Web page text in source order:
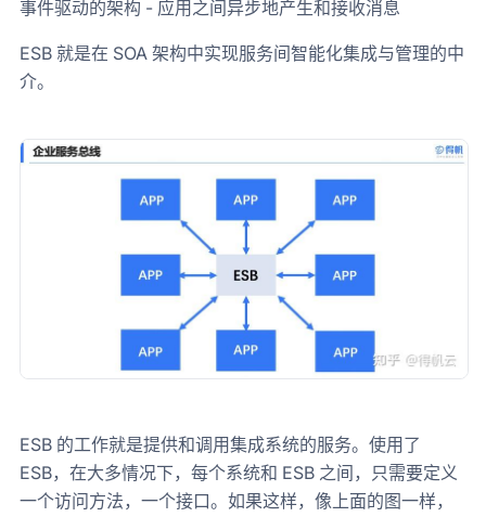
事件驱动的架构 - 应用之间异步地产生和接收消息
ESB 就是在 SOA 架构中实现服务间智能化集成与管理的中
介。
ESB 的工作就是提供和调用集成系统的服务。使用了
ESB，在大多情况下，每个系统和 ESB 之间，只需要定义
一个访问方法，一个接口。如果这样，像上面的图一样，